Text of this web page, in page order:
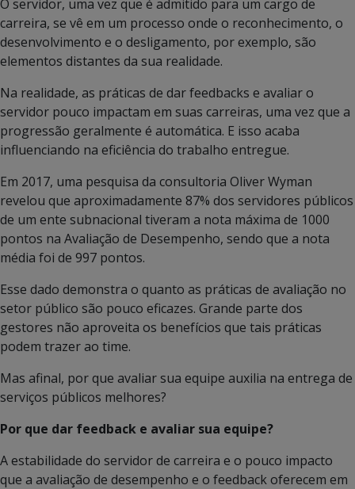
O servidor, uma vez que é admitido para um cargo de
carreira, se vê em um processo onde o reconhecimento, o
desenvolvimento e o desligamento, por exemplo, são
elementos distantes da sua realidade.
Na realidade, as práticas de dar feedbacks e avaliar o
servidor pouco impactam em suas carreiras, uma vez que a
progressão geralmente é automática. E isso acaba
influenciando na eficiência do trabalho entregue.
Em 2017, uma pesquisa da consultoria Oliver Wyman
revelou que aproximadamente 87% dos servidores públicos
de um ente subnacional tiveram a nota máxima de 1000
pontos na Avaliação de Desempenho, sendo que a nota
média foi de 997 pontos.
Esse dado demonstra o quanto as práticas de avaliação no
setor público são pouco eficazes. Grande parte dos
gestores não aproveita os benefícios que tais práticas
podem trazer ao time.
Mas afinal, por que avaliar sua equipe auxilia na entrega de
serviços públicos melhores?
Por que dar feedback e avaliar sua equipe?
A estabilidade do servidor de carreira e o pouco impacto
que a avaliação de desempenho e o feedback oferecem em